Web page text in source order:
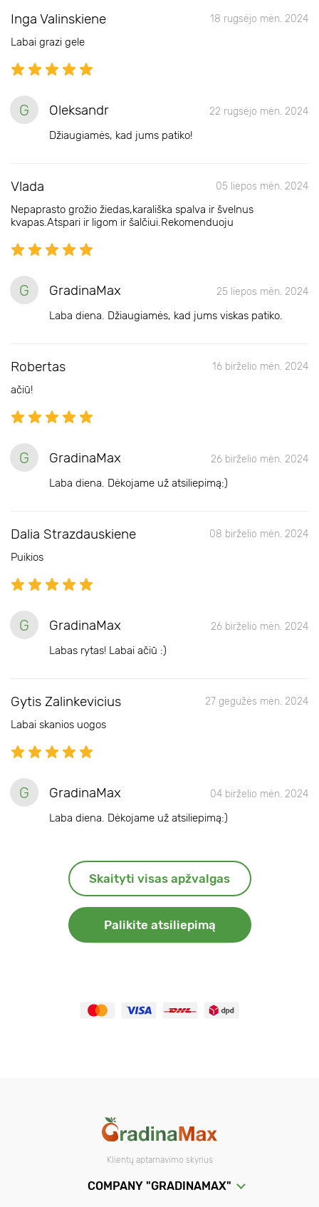
Inga Valinskiene 18 rugsėjo mėn. 2024
Labai grazi gele
G Oleksandr 22 rugsėjo mėn. 2024
Džiaugiamės, kad jums patiko!
Vlada 05 liepos mėn. 2024
Nepaprasto grožio žiedas,karališka spalva ir švelnus
kvapas.Atspari ir ligom ir šalčiui.Rekomenduoju
G GradinaMax 25 liepos mėn. 2024
Laba diena. Džiaugiamės, kad jums viskas patiko.
Robertas 16 birželio mėn. 2024
ačiū!
G GradinaMax 26 birželio mėn. 2024
Laba diena. Dėkojame už atsiliepimą:)
Dalia Strazdauskiene 08 birželio mėn. 2024
Puikios
G GradinaMax 26 birželio mėn. 2024
Labas rytas! Labai ačiū :)
Gytis Zalinkevicius 27 gegužės mėn. 2024
Labai skanios uogos
G GradinaMax 04 birželio mėn. 2024
Laba diena. Dėkojame už atsiliepimą:)
Skaityti visas apžvalgas
Palikite atsiliepimą
Klientų aptarnavimo skyrius
COMPANY "GRADINAMAX"